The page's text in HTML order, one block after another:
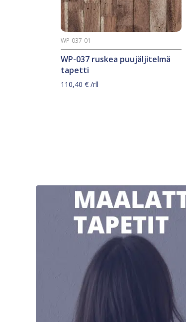
WP-037 ruskea puujäljitelmä
tapetti
WP-037-01
110,40 € /rll